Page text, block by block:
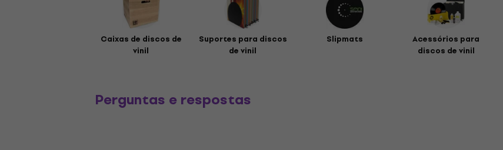
Caixas de discos de
vinil
Suportes para discos
de vinil
Slipmats
Acessórios para
discos de vinil
Perguntas e respostas